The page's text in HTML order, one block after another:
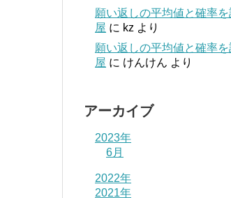
願い返しの平均値と確率
屋 に kz より
願い返しの平均値と確率
屋 に けんけん より
アーカイブ
2023年
6月
2022年
2021年